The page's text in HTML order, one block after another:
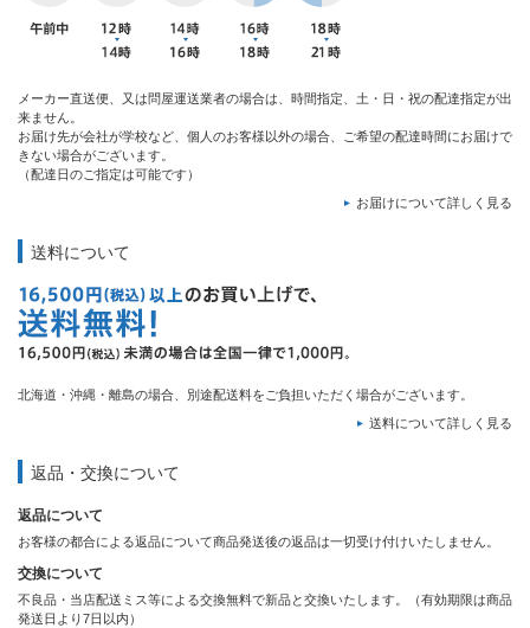
メーカー直送便、又は問屋運送業者の場合は、時間指定、土・日・祝の配達指定が出
来ません。
お届け先が会社が学校など、個人のお客様以外の場合、ご希望の配達時間にお届けで
きない場合がございます。
（配達日のご指定は可能です）
お届けについて詳しく見る
送料について
北海道・沖縄・離島の場合、別途配送料をご負担いただく場合がございます。
送料について詳しく見る
返品・交換について
返品について
お客様の都合による返品について商品発送後の返品は一切受け付けいたしません。
交換について
不良品・当店配送ミス等による交換無料で新品と交換いたします。（有効期限は商品
発送日より7日以内）